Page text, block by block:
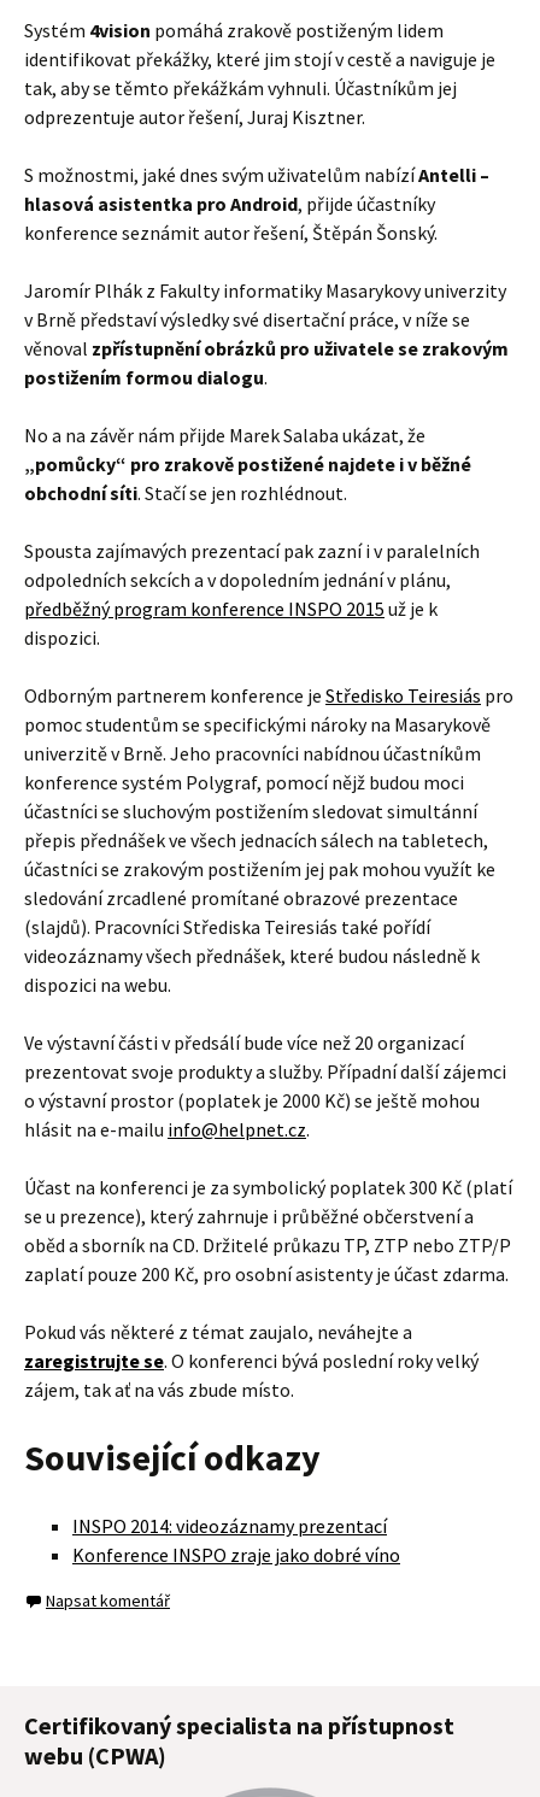
Systém 4vision pomáhá zrakově postiženým lidem
identifikovat překážky, které jim stojí v cestě a naviguje je
tak, aby se těmto překážkám vyhnuli. Účastníkům jej
odprezentuje autor řešení, Juraj Kisztner.
S možnostmi, jaké dnes svým uživatelům nabízíAntelli –
hlasová asistentka pro Android, přijde účastníky
konference seznámit autor řešení, Štěpán Šonský.
Jaromír Plhák z Fakulty informatiky Masarykovy univerzity
v Brně představí výsledky své disertační práce, v níže se
věnoval zpřístupnění obrázků pro uživatele se zrakovým
postižením formou dialogu.
No a na závěr nám přijde Marek Salaba ukázat, že
„pomůcky“ pro zrakově postižené najdete i v běžné
obchodní síti. Stačí se jen rozhlédnout.
Spousta zajímavých prezentací pak zazní i v paralelních
odpoledních sekcích a v dopoledním jednání v plánu,
předběžný program konference INSPO 2015 už je k
dispozici.
Odborným partnerem konference je Středisko Teiresiás pro
pomoc studentům se specifickými nároky na Masarykově
univerzitě v Brně. Jeho pracovníci nabídnou účastníkům
konference systém Polygraf, pomocí nějž budou moci
účastníci se sluchovým postižením sledovat simultánní
přepis přednášek ve všech jednacích sálech na tabletech,
účastníci se zrakovým postižením jej pak mohou využít ke
sledování zrcadlené promítané obrazové prezentace
(slajdů). Pracovníci Střediska Teiresiás také pořídí
videozáznamy všech přednášek, které budou následně k
dispozici na webu.
Ve výstavní části v předsálí bude více než 20 organizací
prezentovat svoje produkty a služby. Případní další zájemci
o výstavní prostor (poplatek je 2000 Kč) se ještě mohou
hlásit na e-mailu info@helpnet.cz.
Účast na konferenci je za symbolický poplatek 300 Kč (platí
se u prezence), který zahrnuje i průběžné občerstvení a
oběd a sborník na CD. Držitelé průkazu TP, ZTP nebo ZTP/P
zaplatí pouze 200 Kč, pro osobní asistenty je účast zdarma.
Pokud vás některé z témat zaujalo, neváhejte a
zaregistrujte se. O konferenci bývá poslední roky velký
zájem, tak ať na vás zbude místo.
Související odkazy
INSPO 2014: videozáznamy prezentací
Konference INSPO zraje jako dobré víno
Napsat komentář
Certifikovaný specialista na přístupnost
webu (CPWA)